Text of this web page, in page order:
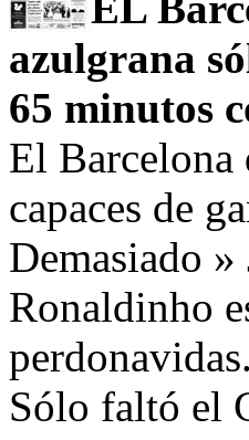
azulgrana
65 minutos
El Barcelona
capaces de
Demasiado
Ronaldinho
perdonavidas.
Sólo faltó el